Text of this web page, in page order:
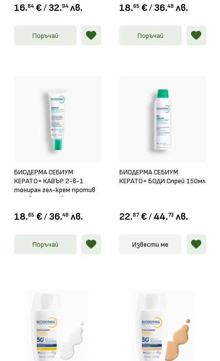
16.84 € / 32.94 лв.
Поръчай
18.65 € / 36.48 лв.
Поръчай
БИОДЕРМА СЕБИУМ
КЕРАТО+ КАВЪР 2-в-1
тониран гел-крем против
несъвършенства 30мл
18.65 € / 36.48 лв.
Поръчай
БИОДЕРМА СЕБИУМ
КЕРАТО+ БОДИ Спрей 150мл
22.87 € / 44.73 лв.
Извести ме